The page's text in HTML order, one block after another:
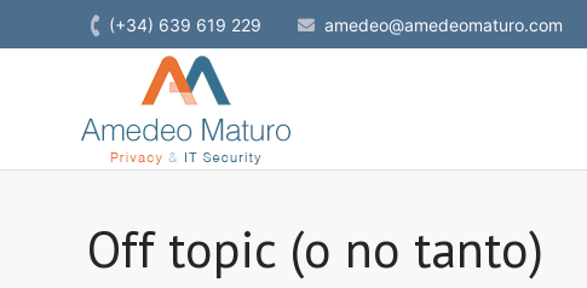
(+34) 639 619 229 amedeo@amedeomaturo.com
Off topic (o no tanto)